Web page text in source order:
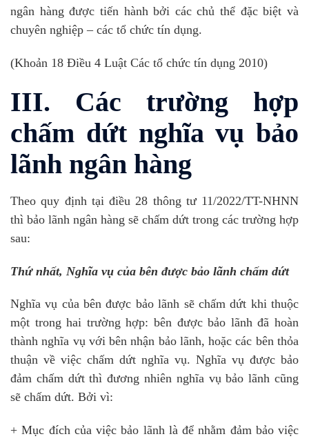
ngân hàng được tiến hành bởi các chủ thể đặc biệt và
chuyên nghiệp – các tổ chức tín dụng.
(Khoản 18 Điều 4 Luật Các tổ chức tín dụng 2010)
III. Các trường hợp
chấm dứt nghĩa vụ bảo
lãnh ngân hàng
Theo quy định tại điều 28 thông tư 11/2022/TT-NHNN
thì bảo lãnh ngân hàng sẽ chấm dứt trong các trường hợp
sau:
Thứ nhất, Nghĩa vụ của bên được bảo lãnh chấm dứt
Nghĩa vụ của bên được bảo lãnh sẽ chấm dứt khi thuộc
một trong hai trường hợp: bên được bảo lãnh đã hoàn
thành nghĩa vụ với bên nhận bảo lãnh, hoặc các bên thỏa
thuận về việc chấm dứt nghĩa vụ. Nghĩa vụ được bảo
đảm chấm dứt thì đương nhiên nghĩa vụ bảo lãnh cũng
sẽ chấm dứt. Bởi vì:
+ Mục đích của việc bảo lãnh là để nhằm đảm bảo việc